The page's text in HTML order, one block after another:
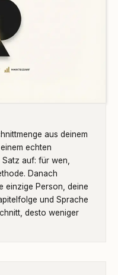
aus deinem
echten
auf: für wen,
Danach
einzige Person, deine
und Sprache
desto weniger